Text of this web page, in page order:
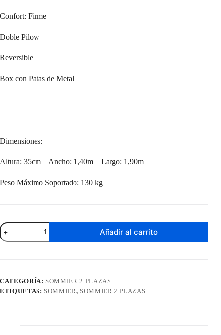
Confort: Firme
Doble Pilow
Reversible
Box con Patas de Metal
Dimensiones:
Altura: 35cm Ancho: 1,40m Largo: 1,90m
Peso Máximo Soportado: 130 kg
Sommier
Garden
2
Añadir al carrito
CATEGORÍA: SOMMIER 2 PLAZAS
ETIQUETAS: SOMMIER, SOMMIER 2 PLAZAS